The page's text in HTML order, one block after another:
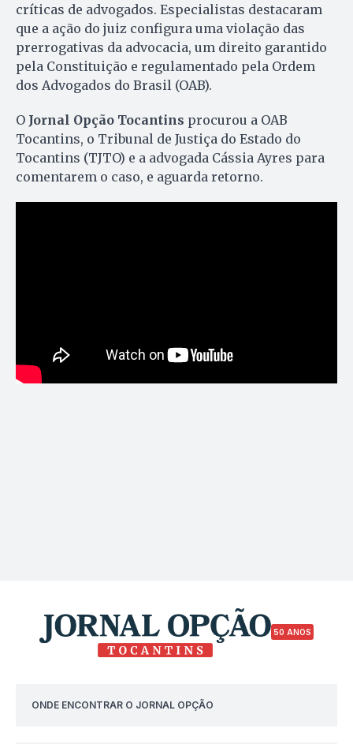
críticas de advogados. Especialistas destacaram
que a ação do juiz configura uma violação das
prerrogativas da advocacia, um direito garantido
pela Constituição e regulamentado pela Ordem
dos Advogados do Brasil (OAB).
O Jornal Opção Tocantins procurou a OAB
Tocantins, o Tribunal de Justiça do Estado do
Tocantins (TJTO) e a advogada Cássia Ayres para
comentarem o caso, e aguarda retorno.
50 ANOS
ONDE ENCONTRAR O JORNAL OPÇÃO